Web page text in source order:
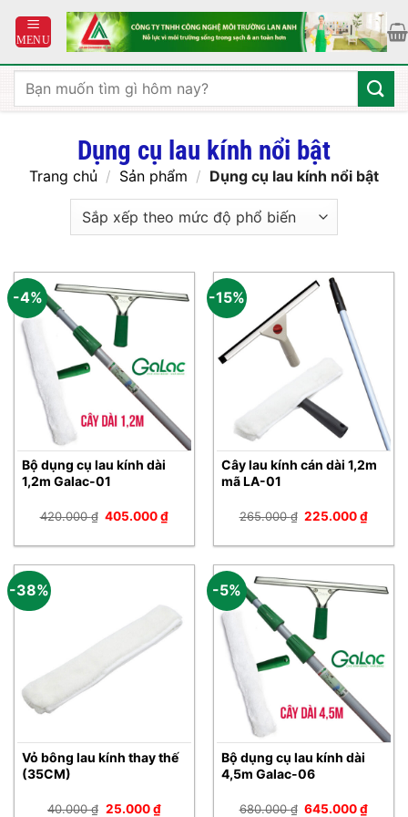
qua
dung
Tìm
kiếm:
Dụng cụ lau kính nổi bật
Trang chủ / Sản phẩm / Dụng cụ lau kính nổi bật
-4%
Bộ dụng cụ lau kính dài
1,2m Galac-01
420.000₫ Giá
420.000 ₫.
405.000₫Giá
là:
405.000 ₫.
-15%
Cây lau kính cán dài 1,2m
mã LA-01
265.000₫ Giá
265.000 ₫.
225.000₫Giá
là:
-38%
Vỏ bông lau kính thay thế
(35CM)
40.000₫ Giá
25.000₫Giá
-5%
Bộ dụng cụ lau kính dài
4,5m Galac-06
680.000₫ Giá
645.000₫Giá